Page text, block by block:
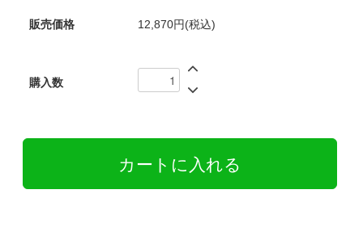
販売価格 12,870円(税込)
購入数